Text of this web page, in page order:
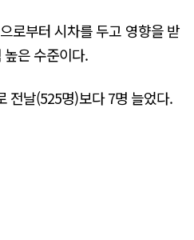
로부터 시차를 두고 영향을 받
높은 수준이다.
전날(525명)보다 7명 늘었다.